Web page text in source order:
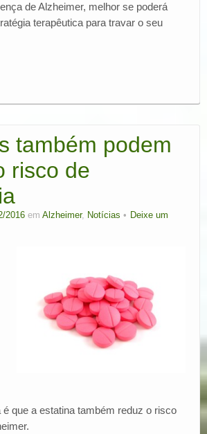
de Alzheimer, melhor se poderá
terapêutica para travar o seu
também podem
risco de
2016 em Alzheimer, Notícias
Deixe um
que a estatina também reduz o risco